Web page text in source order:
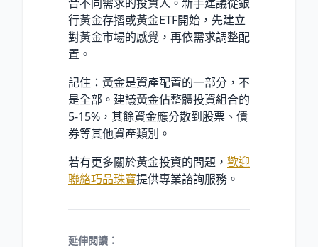
合不同需求的投資人。新手建議從銀
行黃金存摺或黃金ETF開始，先建立
對黃金市場的感覺，再依需求調整配
置。
記住：黃金是資產配置的一部分，不
是全部。建議黃金佔整體投資組合的
5-15%，其餘資金應分散到股票、債
券等其他資產類別。
若有更多關於黃金投資的問題， 歡迎
聯絡巧品珠寶提供專業諮詢服務。
延伸閱讀：